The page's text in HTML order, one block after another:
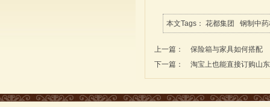
本文Tags： 花都集团 钢制中
上一篇： 保险箱与家具如何搭配
下一篇： 淘宝上也能直接订购山